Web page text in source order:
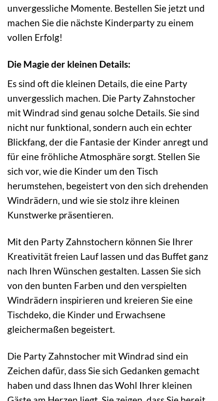
unvergessliche Momente. Bestellen Sie jetzt und
machen Sie die nächste Kinderparty zu einem
vollen Erfolg!
Die Magie der kleinen Details:
Es sind oft die kleinen Details, die eine Party
unvergesslich machen. Die Party Zahnstocher
mit Windrad sind genau solche Details. Sie sind
nicht nur funktional, sondern auch ein echter
Blickfang, der die Fantasie der Kinder anregt und
für eine fröhliche Atmosphäre sorgt. Stellen Sie
sich vor, wie die Kinder um den Tisch
herumstehen, begeistert von den sich drehenden
Windrädern, und wie sie stolz ihre kleinen
Kunstwerke präsentieren.
Mit den Party Zahnstochern können Sie Ihrer
Kreativität freien Lauf lassen und das Buffet ganz
nach Ihren Wünschen gestalten. Lassen Sie sich
von den bunten Farben und den verspielten
Windrädern inspirieren und kreieren Sie eine
Tischdeko, die Kinder und Erwachsene
gleichermaßen begeistert.
Die Party Zahnstocher mit Windrad sind ein
Zeichen dafür, dass Sie sich Gedanken gemacht
haben und dass Ihnen das Wohl Ihrer kleinen